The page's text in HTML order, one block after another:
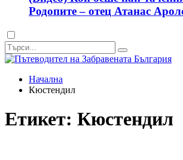
Родопите – отец Атанас
Dark
mode
Начална
Кюстендил
Етикет: Кюстендил